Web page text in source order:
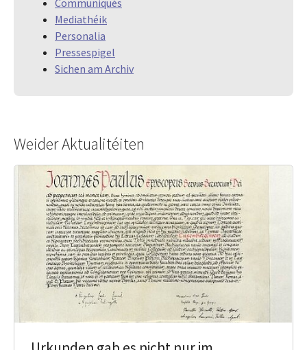
Communiqués
Mediathéik
Personalia
Pressespigel
Sichen am Archiv
Weider Aktualitéiten